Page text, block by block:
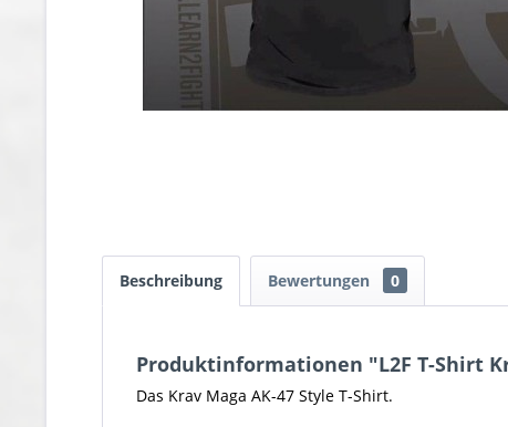
Beschreibung Bewertungen 0
Produktinformationen "L2F T-Shirt
Das Krav Maga AK-47 Style T-Shirt.